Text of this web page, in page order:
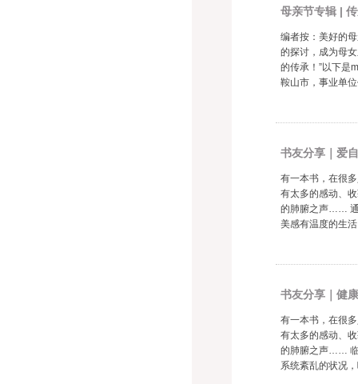
母亲节专辑 |
编者按：美好的
的探讨，成为母
的传承！”以下是
鞍山市，事业单
书友分享｜爱
有一本书，在很
有太多的感动、
的肺腑之声…… 通
美感有温度的生
书友分享｜健
有一本书，在很
有太多的感动、
的肺腑之声…… 临
系统紊乱的状况